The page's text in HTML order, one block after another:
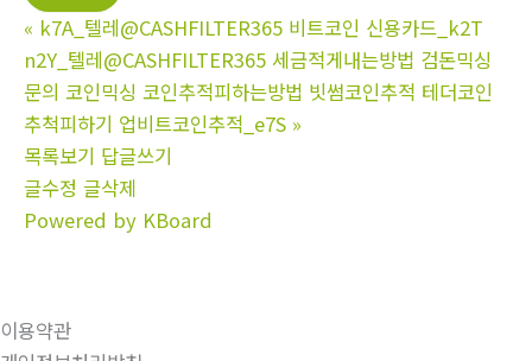
« k7A_텔레@CASHFILTER365 비트코인 신용카드_k2T
n2Y_텔레@CASHFILTER365 세금적게내는방법 검돈믹싱
문의 코인믹싱 코인추적피하는방법 빗썸코인추적 테더코인
추척피하기 업비트코인추적_e7S »
목록보기 답글쓰기
글수정 글삭제
Powered by KBoard
이용약관